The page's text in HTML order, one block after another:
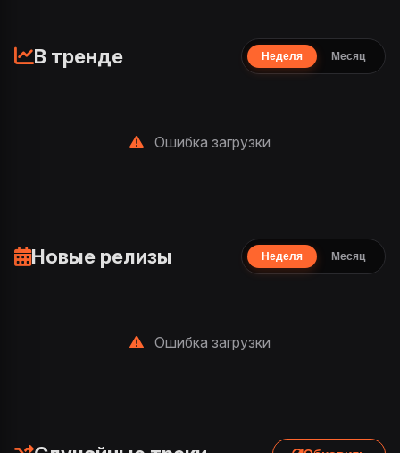
В тренде Неделя Месяц
Ошибка загрузки
Новые релизы Неделя Месяц
Ошибка загрузки